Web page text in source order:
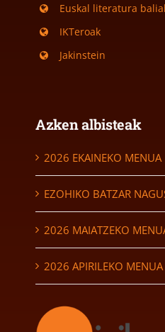
Euskal literatura
IKTeroak
Jakinstein
Azken albisteak
2026 EKAINEKO MENUA
EZOHIKO BATZAR
2026 MAIATZEKO
2026 APIRILEKO MENUA